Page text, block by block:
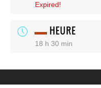
Expired!
HEURE
18 h 30 min